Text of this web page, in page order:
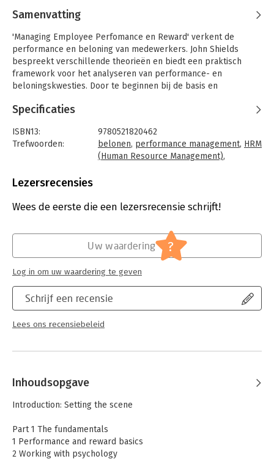
Samenvatting
'Managing Employee Perfomance en Reward' verkent de
performance en beloning van medewerkers. John Shields
bespreekt verschillende theorieën en biedt een praktisch
framework voor het analyseren van performance- en
beloningskwesties. Door te beginnen bij de basis en
management, is dit boek erg geschikt voor HRM-studenten.
Specificaties
ISBN13:
9780521820462
Trefwoorden:
belonen, performance management, HRM
(Human Resource Management),
Taal:
Aantal pagina's:
594
Personeelsmanagement
Lezersrecensies
Wees de eerste die een lezersrecensie schrijft!
Schrijf een recensie
Lees ons recensiebeleid
Uw waardering ?
Log in om uw waardering te geven
Inhoudsopgave
Introduction: Setting the scene
Part 1 The fundamentals
1 Performance and reward basics
2 Working with psychology